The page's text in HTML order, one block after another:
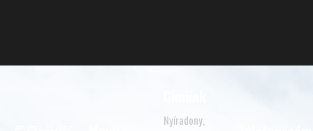
Nyíradony,